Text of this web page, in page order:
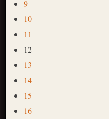
9
10
11
12
13
14
15
16